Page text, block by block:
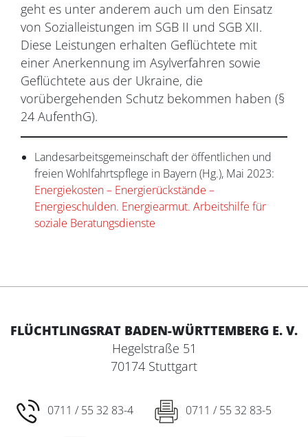
geht es unter anderem auch um den Einsatz
von Sozialleistungen im SGB II und SGB XII.
Diese Leistungen erhalten Geflüchtete mit
einer Anerkennung im Asylverfahren sowie
Geflüchtete aus der Ukraine, die
vorübergehenden Schutz bekommen haben (§
24 AufenthG).
Landesarbeitsgemeinschaft der öffentlichen und
freien Wohlfahrtspflege in Bayern (Hg.), Mai 2023:
Energiekosten – Energierückstände –
Energieschulden. Energiearmut. Arbeitshilfe für
soziale Beratungsdienste
FLÜCHTLINGSRAT BADEN-WÜRTTEMBERG E. V.
Hegelstraße 51
70174 Stuttgart
0711 / 55 32 83-4 0711 / 55 32 83-5